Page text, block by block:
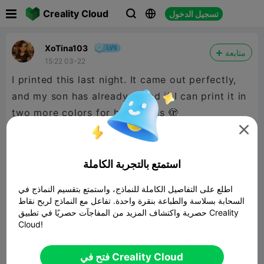
Creality Cloud   تسجيل الدخول
XoTina103
15:22 03-22
متابعة
I printed this last night. It came out perfectly,
and my son has already asked if I can print it in
two more colors for his friends 🫣

استمتع بالتجربة الكاملة
اطلع على التفاصيل الكاملة للنماذج، واستمتع بتقسيم النماذج في
السحابة بسلاسة والطباعة بنقرة واحدة. تفاعل مع النماذج لربح نقاط
حصرية واكتشاف المزيد من المفاجآت حصريًا في تطبيق Creality
Cloud!
فتح في Creality Cloud